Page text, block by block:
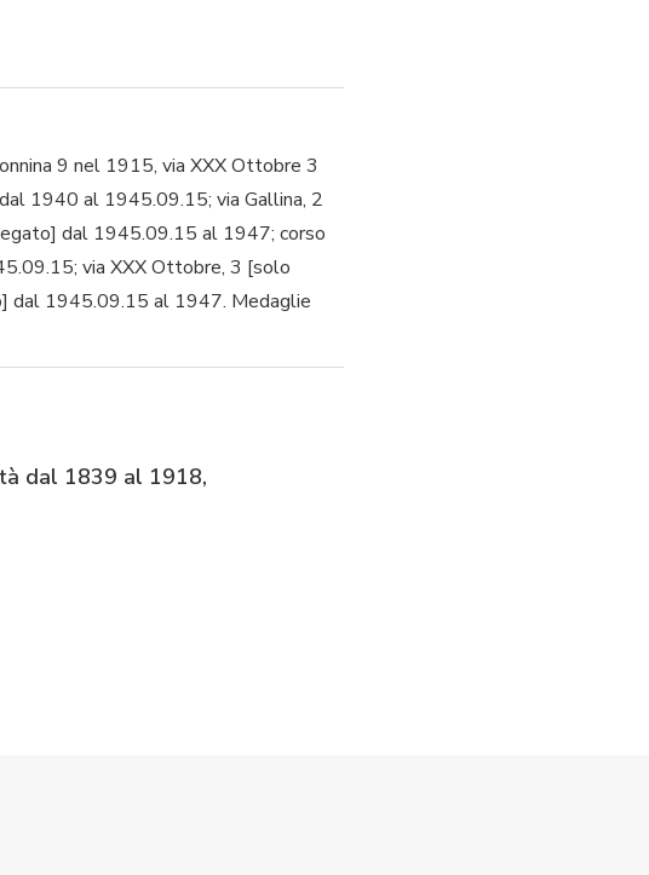
9 nel 1915, via XXX Ottobre 3
1940 al 1945.09.15; via Gallina, 2
dal 1945.09.15 al 1947; corso
via XXX Ottobre, 3 [solo
dal 1945.09.15 al 1947. Medaglie
dal 1839 al 1918,